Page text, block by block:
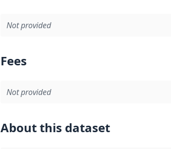
Not provided
Fees
Not provided
About this dataset